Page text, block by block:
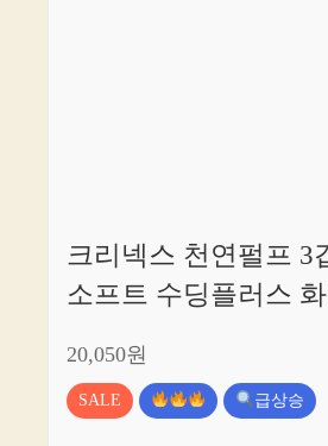
크리넥스 천연펄프 3
소프트 수딩플러스
20,050원
SALE 급상승